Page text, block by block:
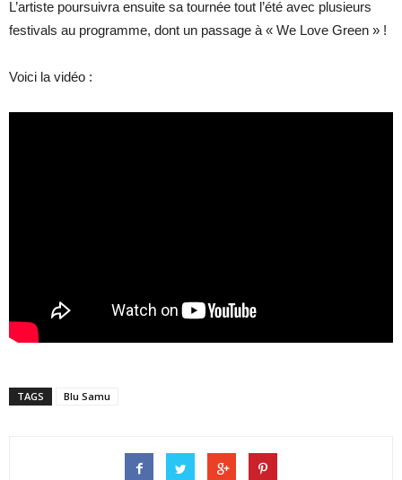
L’artiste poursuivra ensuite sa tournée tout l’été avec plusieurs
festivals au programme, dont un passage à « We Love Green » !
Voici la vidéo :
TAGS Blu Samu